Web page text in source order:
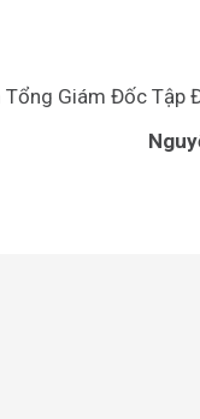
Tổng Giám Đốc Tập